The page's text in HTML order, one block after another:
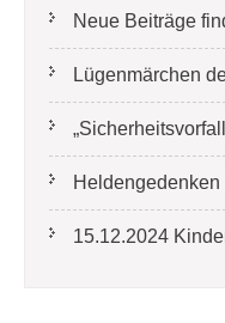
Neue Beiträge
Lügenmärchen
15.12.2024